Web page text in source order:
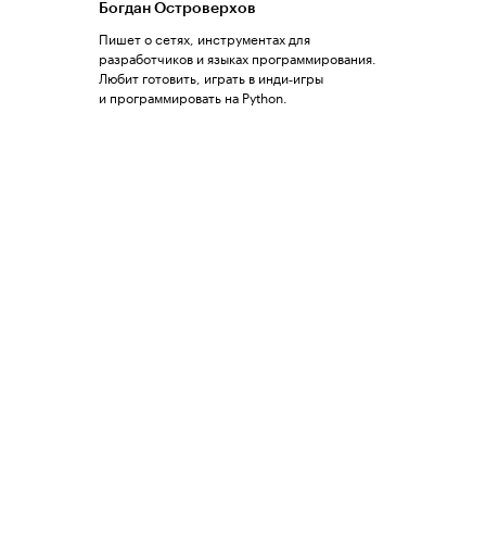
Богдан Островерхов
Пишет о сетях, инструментах для
разработчиков и языках программирования.
Любит готовить, играть в инди‑игры
и программировать на Python.